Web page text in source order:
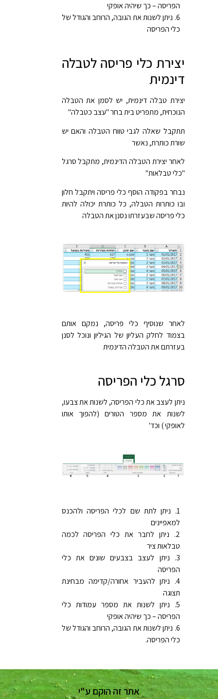
הפריסה – כך שיהיה אופקי
ניתן לשנות את הגובה, הרוחב והגודל של
כלי הפריסה
יצירת כלי פריסה לטבלה
דינמית
יצירת טבלה דינמית, יש לסמן את הטבלה
הנוכחית, מתפריט בית בחר "עצב כטבלה"
תתקבל שאלה לגבי טווח הטבלה והאם יש
שורת כותרת, נאשר
לאחר יצירת הטבלה הדינמית, מתקבל סרגל
"כלי טבלאות"
נבחר בפקודה הוסף כלי פריסה ויתקבל חלון
ובו כותרות הטבלה, כל כותרת יכולה להיות
כלי פריסה שבעזרתו נסנן את הטבלה
לאחר שנוסיף כלי פריסה, נמקם אותם
בצמוד לחלק העליון של הגיליון ונוכל לסנן
בעזרתם את הטבלה הדינמית
סרגל כלי הפריסה
ניתן לעצב את כלי הפריסה, לשנות את צבעו,
לשנות את מספר הטורים (להפוך אותו
לאופקי ) וכד'
ניתן לתת שם לכלי הפריסה ולהכנס
למאפיינים
ניתן לחבר את כלי הפריסה לכמה
טבלאות ציר
ניתן לעצב בצבעים שונים את כלי
הפריסה
ניתן להעביר אחורה/קדימה מבחינת
תצוגה
ניתן לשנות את מספר עמודות כלי
הפריסה – כך שיהיה אופקי
ניתן לשנות את הגובה, הרוחב והגודל של
כלי הפריסה.
אתר זה הוקם ע"י